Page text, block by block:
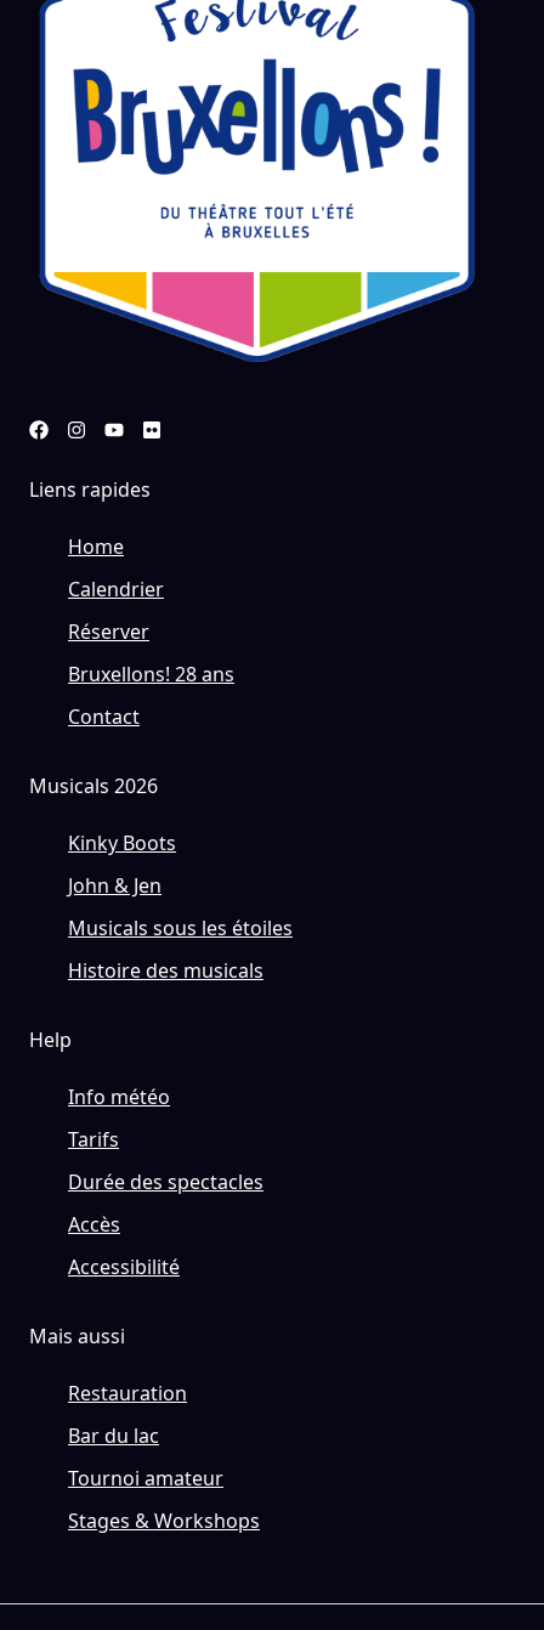
Liens rapides
Home
Calendrier
Réserver
Bruxellons! 28 ans
Contact
Musicals 2026
Kinky Boots
John & Jen
Musicals sous les étoiles
Histoire des musicals
Help
Info météo
Tarifs
Durée des spectacles
Accès
Accessibilité
Mais aussi
Restauration
Bar du lac
Tournoi amateur
Stages & Workshops